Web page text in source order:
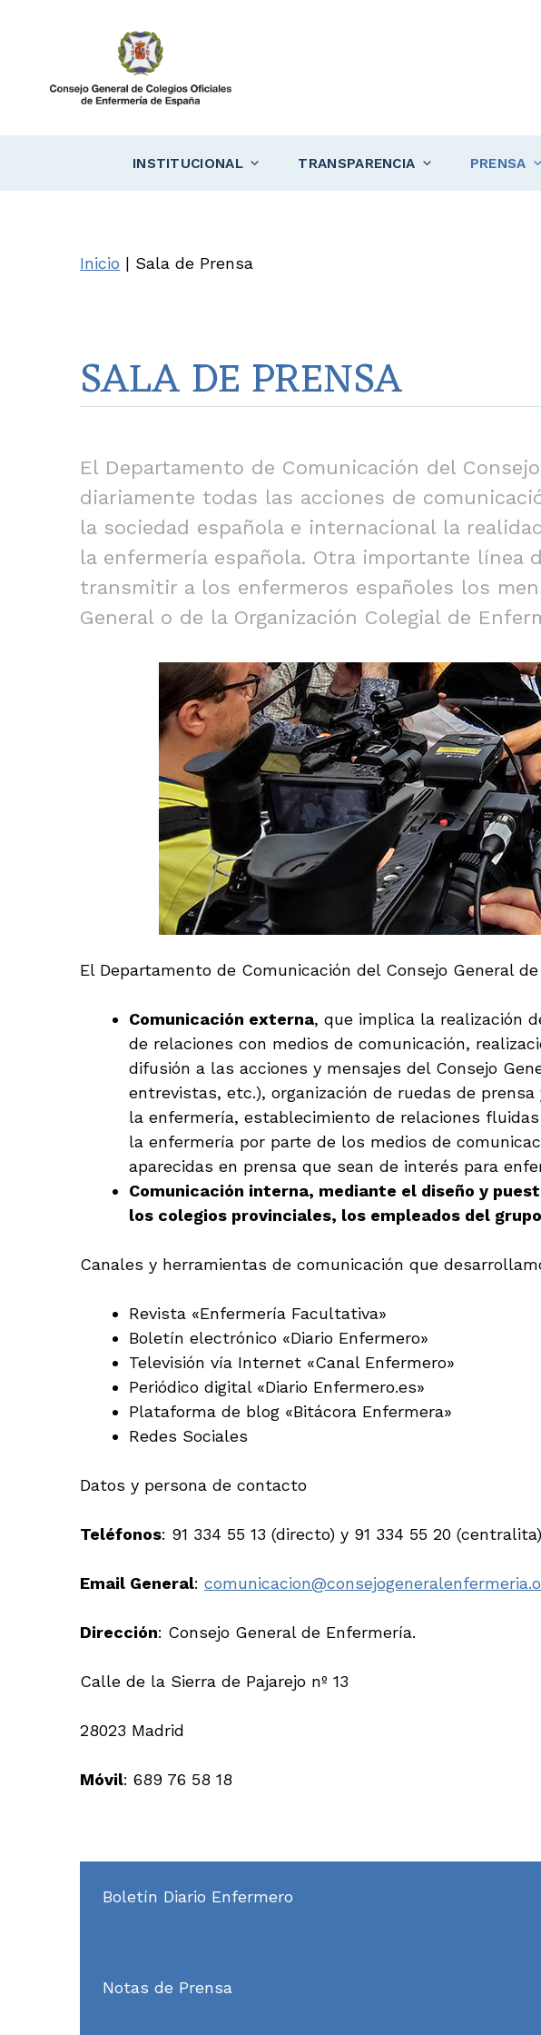
INSTITUCIONAL TRANSPARENCIA PRENSA
Inicio | Sala de Prensa
SALA DE PRENSA
El Departamento de Comunicación del
diariamente todas las acciones de
la sociedad española e internacional la
la enfermería española. Otra importante línea
transmitir a los enfermeros españoles los
General o de la Organización Colegial de
El Departamento de Comunicación del Consejo General
Comunicación externa, que implica la realización
de relaciones con medios de comunicación,
difusión a las acciones y mensajes del Consejo
entrevistas, etc.), organización de ruedas de
la enfermería, establecimiento de relaciones
la enfermería por parte de los medios de
aparecidas en prensa que sean de interés para
Comunicación interna, mediante el diseño y
los colegios provinciales, los empleados del
Canales y herramientas de comunicación que
Revista «Enfermería Facultativa»
Boletín electrónico «Diario Enfermero»
Televisión vía Internet «Canal Enfermero»
Periódico digital «Diario Enfermero.es»
Plataforma de blog «Bitácora Enfermera»
Redes Sociales
Datos y persona de contacto
Teléfonos: 91 334 55 13 (directo) y 91 334 55 20 (centralita)
Email General:
Dirección: Consejo General de Enfermería.
Calle de la Sierra de Pajarejo nº 13
28023 Madrid
Móvil: 689 76 58 18
Boletín Diario Enfermero
Notas de Prensa